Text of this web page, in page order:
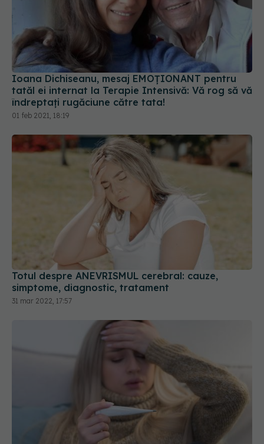
Ioana Dichiseanu, mesaj EMOȚIONANT pentru
tatăl ei internat la Terapie Intensivă: Vă rog să vă
îndreptați rugăciune către tata!
01 feb 2021, 18:19
Totul despre ANEVRISMUL cerebral: cauze,
simptome, diagnostic, tratament
31 mar 2022, 17:57